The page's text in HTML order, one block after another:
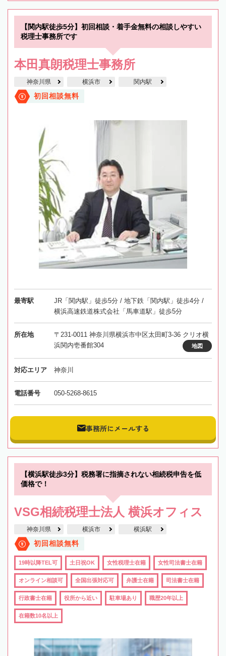
【関内駅徒歩5分】初回相談・着手金無料の相談しやすい
税理士事務所です
本田真朗税理士事務所
神奈川県 横浜市 関内駅
初回相談無料
最寄駅
JR「関内駅」徒歩5分 / 地下鉄「関内駅」徒歩4分 /
横浜高速鉄道株式会社「馬車道駅」徒歩5分
所在地
〒231-0011 神奈川県横浜市中区太田町3-36 クリオ横
浜関内壱番館304
地図
対応エリア 神奈川
電話番号 050-5268-8615
事務所にメールする
【横浜駅徒歩3分】税務署に指摘されない相続税申告を低
価格で！
VSG相続税理士法人 横浜オフィス
神奈川県 横浜市 横浜駅
初回相談無料
19時以降TEL可 土日祝OK 女性税理士在籍 女性司法書士在籍
オンライン相談可 全国出張対応可 弁護士在籍 司法書士在籍
行政書士在籍 役所から近い 駐車場あり 職歴20年以上
在籍数10名以上